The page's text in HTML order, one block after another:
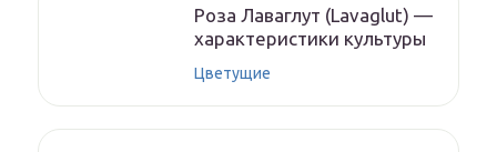
Роза Лаваглут (Lavaglut) —
характеристики культуры
Цветущие